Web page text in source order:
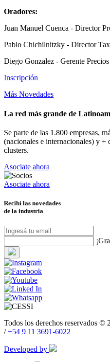
Oradores:
Juan Manuel Cuenca - Director
Pablo Chichilnitzky - Director Tax
Diego Gonzalez - Gerente
Inscripción
Más Novedades
La red más grande de
Se parte de las 1.800 empresas,
(nacionales e internacionales) y +
clusters.
Asociate ahora
Asociate ahora
Recibí las novedades
de la industria
Todos los derechos reservados
/+54 9 11 3691-6022
Developed by